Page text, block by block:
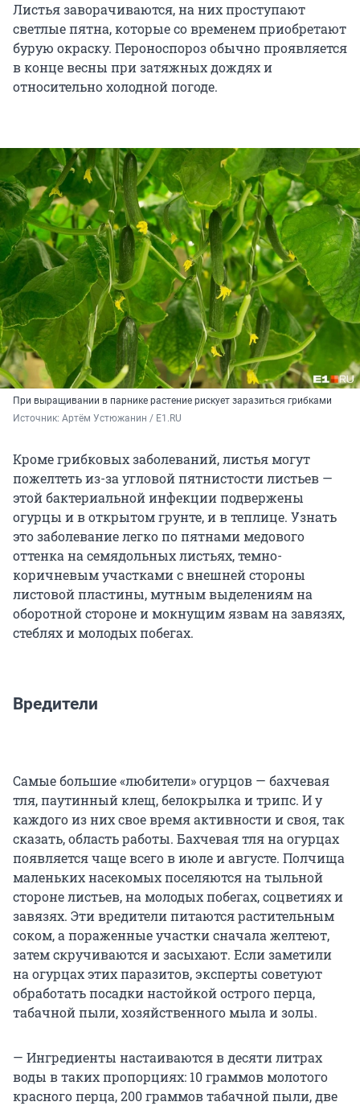
Листья заворачиваются, на них проступают
светлые пятна, которые со временем приобретают
бурую окраску. Пероноспороз обычно проявляется
в конце весны при затяжных дождях и
относительно холодной погоде.
При выращивании в парнике растение рискует заразиться грибками
Источник: Артём Устюжанин / E1.RU
Кроме грибковых заболеваний, листья могут
пожелтеть из-за угловой пятнистости листьев —
этой бактериальной инфекции подвержены
огурцы и в открытом грунте, и в теплице. Узнать
это заболевание легко по пятнами медового
оттенка на семядольных листьях, темно-
коричневым участками с внешней стороны
листовой пластины, мутным выделениям на
оборотной стороне и мокнущим язвам на завязях,
стеблях и молодых побегах.
Вредители
Самые большие «любители» огурцов — бахчевая
тля, паутинный клещ, белокрылка и трипс. И у
каждого из них свое время активности и своя, так
сказать, область работы. Бахчевая тля на огурцах
появляется чаще всего в июле и августе. Полчища
маленьких насекомых поселяются на тыльной
стороне листьев, на молодых побегах, соцветиях и
завязях. Эти вредители питаются растительным
соком, а пораженные участки сначала желтеют,
затем скручиваются и засыхают. Если заметили
на огурцах этих паразитов, эксперты советуют
обработать посадки настойкой острого перца,
табачной пыли, хозяйственного мыла и золы.
— Ингредиенты настаиваются в десяти литрах
воды в таких пропорциях: 10 граммов молотого
красного перца, 200 граммов табачной пыли, две